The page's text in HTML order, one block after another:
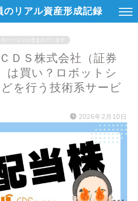
のリアル資産形成記録
モーションが含まれています
ＤＳ株式会社（証券
は買い？ロボットシ
を行う技術系サービ
2026年2月10日